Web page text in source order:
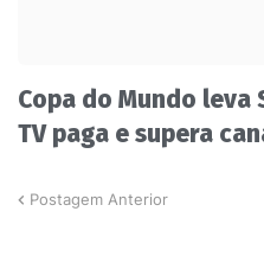
Copa do Mundo leva
TV paga e supera
Postagem Anterior